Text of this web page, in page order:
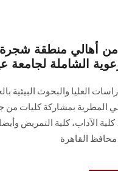
من أهالي منطقة
الشاملة
العليا والبحوث البيئية
المطرية بمشاركة كليات
كلية الآداب، كلية التمريض
محافظ القاهرة